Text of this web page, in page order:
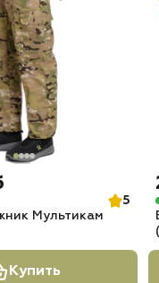
5
Мультикам
Купить